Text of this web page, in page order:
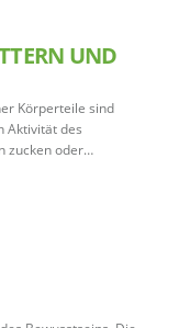
UND
Körperteile sind
Aktivität des
zucken oder…